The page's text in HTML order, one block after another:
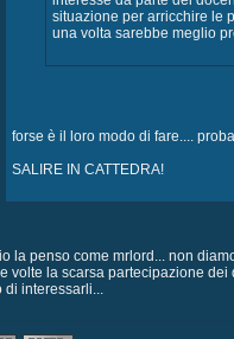
situazione per arricchire le
una volta sarebbe meglio
forse è il loro modo di fare....
SALIRE IN CATTEDRA!
la penso come mrlord... non
volte la scarsa partecipazione dei
di interessarli...